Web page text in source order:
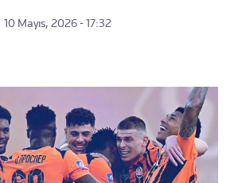
10 Mayıs, 2026 - 17:32